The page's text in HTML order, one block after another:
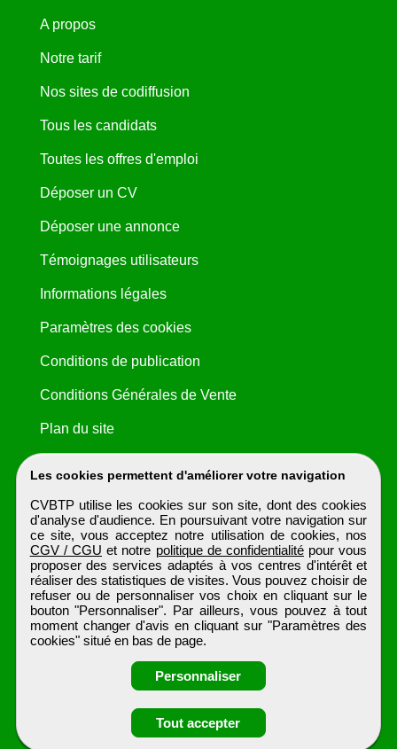
Obtenir ses
coordonnées
Les cookies permettent d'améliorer votre navigation
CVBTP utilise les cookies sur son site, dont des cookies
d'analyse d'audience. En poursuivant votre navigation sur
ce site, vous acceptez notre utilisation de cookies, nos
CGV / CGU et notre politique de confidentialité pour vous
proposer des services adaptés à vos centres d'intérêt et
réaliser des statistiques de visites. Vous pouvez choisir de
refuser ou de personnaliser vos choix en cliquant sur le
bouton "Personnaliser". Par ailleurs, vous pouvez à tout
moment changer d'avis en cliquant sur "Paramètres des
cookies" situé en bas de page.
Personnaliser
Tout accepter
A propos
Notre tarif
Nos sites de codiffusion
Tous les candidats
Toutes les offres d'emploi
Déposer un CV
Déposer une annonce
Témoignages utilisateurs
Informations légales
Paramètres des cookies
Conditions de publication
Conditions Générales de Vente
Plan du site
CVBTP